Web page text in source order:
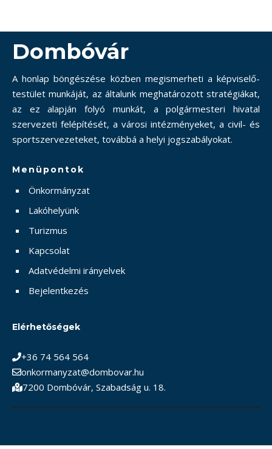
Dombóvár
A honlap böngészése közben megismerheti a képviselő-
testület munkáját, az általunk meghatározott stratégiákat,
az ez alapján folyó munkát, a polgármesteri hivatal
szervezeti felépítését, a városi intézményeket, a civil- és
sportszervezeteket, továbbá a helyi jogszabályokat.
Menüpontok
Önkormányzat
Lakóhelyünk
Turizmus
Kapcsolat
Adatvédelmi irányelvek
Bejelentkezés
Elérhetőségek
+36 74 564 564
onkormanyzat@dombovar.hu
7200 Dombóvár, Szabadság u. 18.